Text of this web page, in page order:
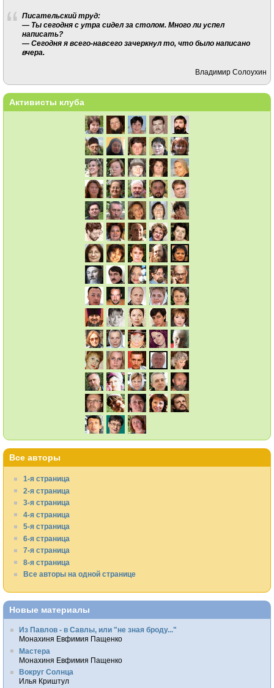
Писательский труд:
— Ты сегодня с утра сидел за столом. Много ли успел
написать?
— Сегодня я всего-навсего зачеркнул то, что было написано
вчера.
Владимир Солоухин
Активисты клуба
Все авторы
1-я страница
2-я страница
3-я страница
4-я страница
5-я страница
6-я страница
7-я страница
8-я страница
Все авторы на одной странице
Новые материалы
Из Павлов - в Савлы, или "не зная броду..."
Монахиня Евфимия Пащенко
Мастера
Монахиня Евфимия Пащенко
Вокруг Солнца
Илья Криштул